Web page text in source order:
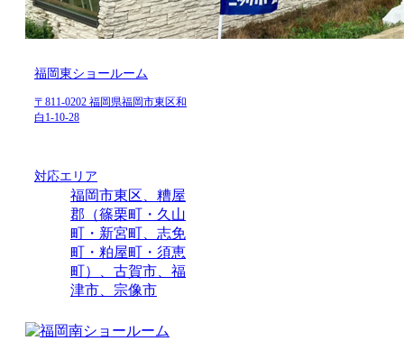
福岡東ショールーム
〒811-0202 福岡県福岡市東区和
白1-10-28
対応エリア
福岡市東区、糟屋
郡（篠栗町・久山
町・新宮町、志免
町・粕屋町・須恵
町）、古賀市、福
津市、宗像市